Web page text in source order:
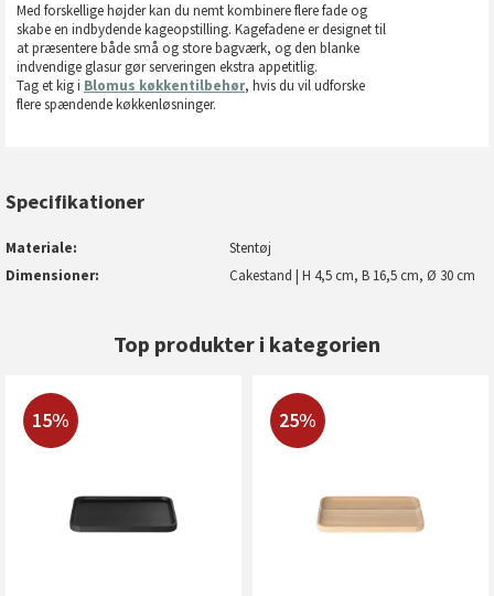
Med forskellige højder kan du nemt kombinere flere fade og
skabe en indbydende kageopstilling. Kagefadene er designet til
at præsentere både små og store bagværk, og den blanke
indvendige glasur gør serveringen ekstra appetitlig.
Tag et kig i Blomus køkkentilbehør, hvis du vil udforske
flere spændende køkkenløsninger.
Specifikationer
Materiale
Stentøj
Dimensioner
Cakestand | H 4,5 cm, B 16,5 cm, Ø 30 cm
Top produkter i kategorien
15% 25%